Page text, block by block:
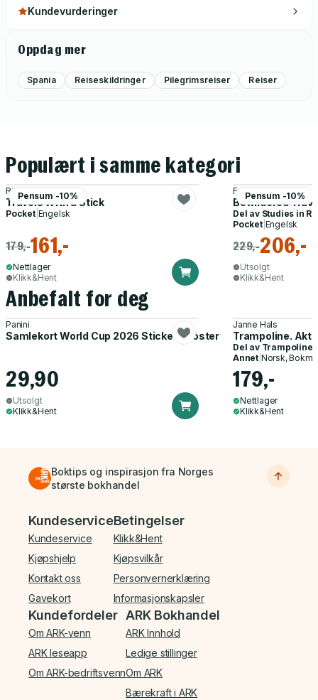
Kundevurderinger
Oppdag mer
Spania Reiseskildringer Pilegrimsreiser Reiser
Populært i samme kategori
Pensum -10%
Richard Frazer
Travels With a Stick
Pocket| Engelsk
179,-161,-
Nettlager
Klikk&Hent
Pensum -10%
Frederick J. Ruf
Bewildered
Del av Studies in
Pocket| Engelsk
229,-206,-
Utsolgt
Klikk&Hent
Anbefalt for deg
Panini
Samlekort World Cup 2026 Sticker Booster
29,90
Utsolgt
Klikk&Hent
Janne Hals
Trampoline.
Del av Trampoline
Annet| Norsk,
179,-
Nettlager
Klikk&Hent
Boktips og inspirasjon fra Norges
største bokhandel
Bunnmeny
Kundeservice
Kundeservice
Kjøpshjelp
Kontakt oss
Gavekort
Betingelser
Klikk&Hent
Kjøpsvilkår
Personvernerklæring
Informasjonskapsler
Kundefordeler
Om ARK-venn
ARK leseapp
Om ARK-bedriftsvenn
ARK Bokhandel
ARK Innhold
Ledige stillinger
Om ARK
Bærekraft i ARK